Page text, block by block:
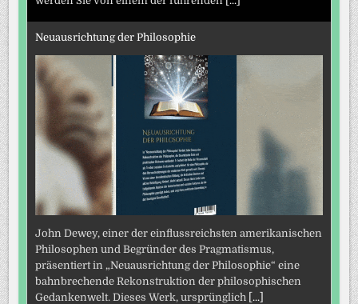
Neuausrichtung der Philosophie
John Dewey, einer der einflussreichsten amerikanischen
Philosophen und Begründer des Pragmatismus,
präsentiert in „Neuausrichtung der Philosophie“ eine
bahnbrechende Rekonstruktion der philosophischen
Gedankenwelt. Dieses Werk, ursprünglich
[...]